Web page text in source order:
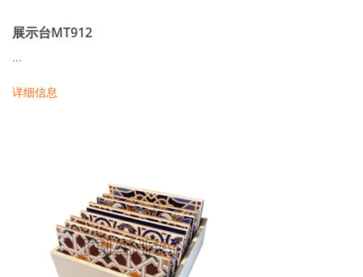
展示台MT912
...
详细信息